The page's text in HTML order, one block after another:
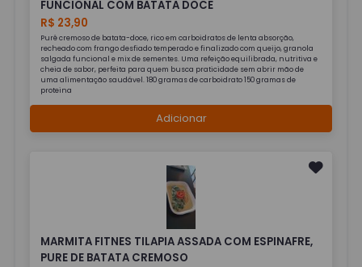
FUNCIONAL COM BATATA DOCE
R$ 23,90
Purê cremoso de batata-doce, rico em carboidratos de lenta absorção,
recheado com frango desfiado temperado e finalizado com queijo, granola
salgada funcional e mix de sementes. Uma refeição equilibrada, nutritiva e
cheia de sabor, perfeita para quem busca praticidade sem abrir mão de
uma alimentação saudável. 180 gramas de carboidrato 150 gramas de
proteina
Adicionar
MARMITA FITNES TILAPIA ASSADA COM ESPINAFRE,
PURE DE BATATA CREMOSO